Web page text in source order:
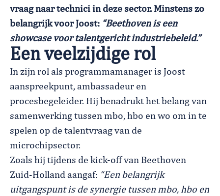
vraag naar technici in deze sector. Minstens zo
belangrijk voor Joost: “Beethoven is een
showcase voor talentgericht industriebeleid.”
Een veelzijdige rol
In zijn rol als programmamanager is Joost
aanspreekpunt, ambassadeur en
procesbegeleider. Hij benadrukt het belang van
samenwerking tussen mbo, hbo en wo om in te
spelen op de talentvraag van de
microchipsector.
Zoals hij tijdens de kick-off van Beethoven
Zuid-Holland aangaf: “Een belangrijk
uitgangspunt is de synergie tussen mbo, hbo en